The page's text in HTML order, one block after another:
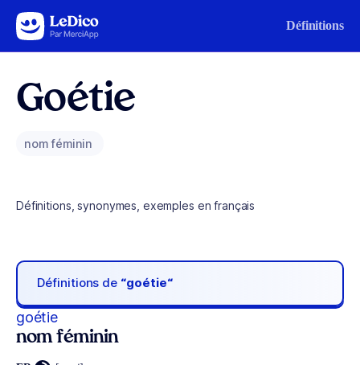
Aller au contenu Définitions
Goétie
nom féminin
Définitions, synonymes, exemples en français
Définitions de “goétie“
goétie
nom féminin